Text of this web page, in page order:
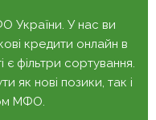
України. У нас ви
кредити онлайн в
є фільтри сортування.
як нові позики, так і
МФО.